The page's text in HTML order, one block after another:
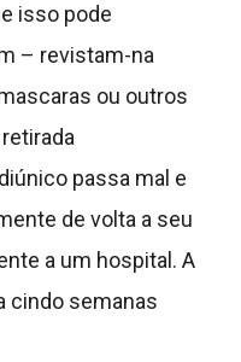
isso pode
– revistam-na
ou outros
passa mal e
de volta a seu
a um hospital. A
cindo semanas